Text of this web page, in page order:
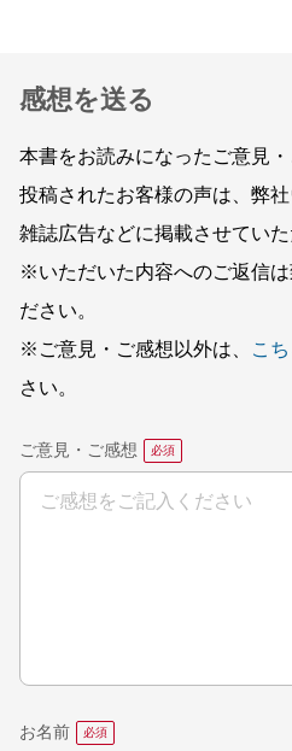
感想を送る
本書をお読みになったご意見
投稿されたお客様の声は、弊
雑誌広告などに掲載させてい
※いただいた内容へのご返信は
ださい。
※ご意見・ご感想以外は、
こち
さい。
ご意見・ご感想
お名前